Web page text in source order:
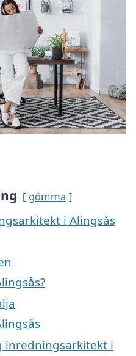
gömma
i Alingsås
inredningsarkitekt i